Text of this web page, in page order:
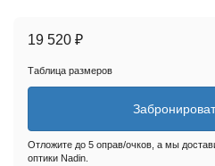
19 520 ₽
Таблица размеров
Отложите до 5 оправ/очков, а мы
оптики Nadin.